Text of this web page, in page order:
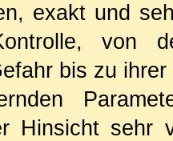
exakt und
von
bis zu
Hinsicht sehr